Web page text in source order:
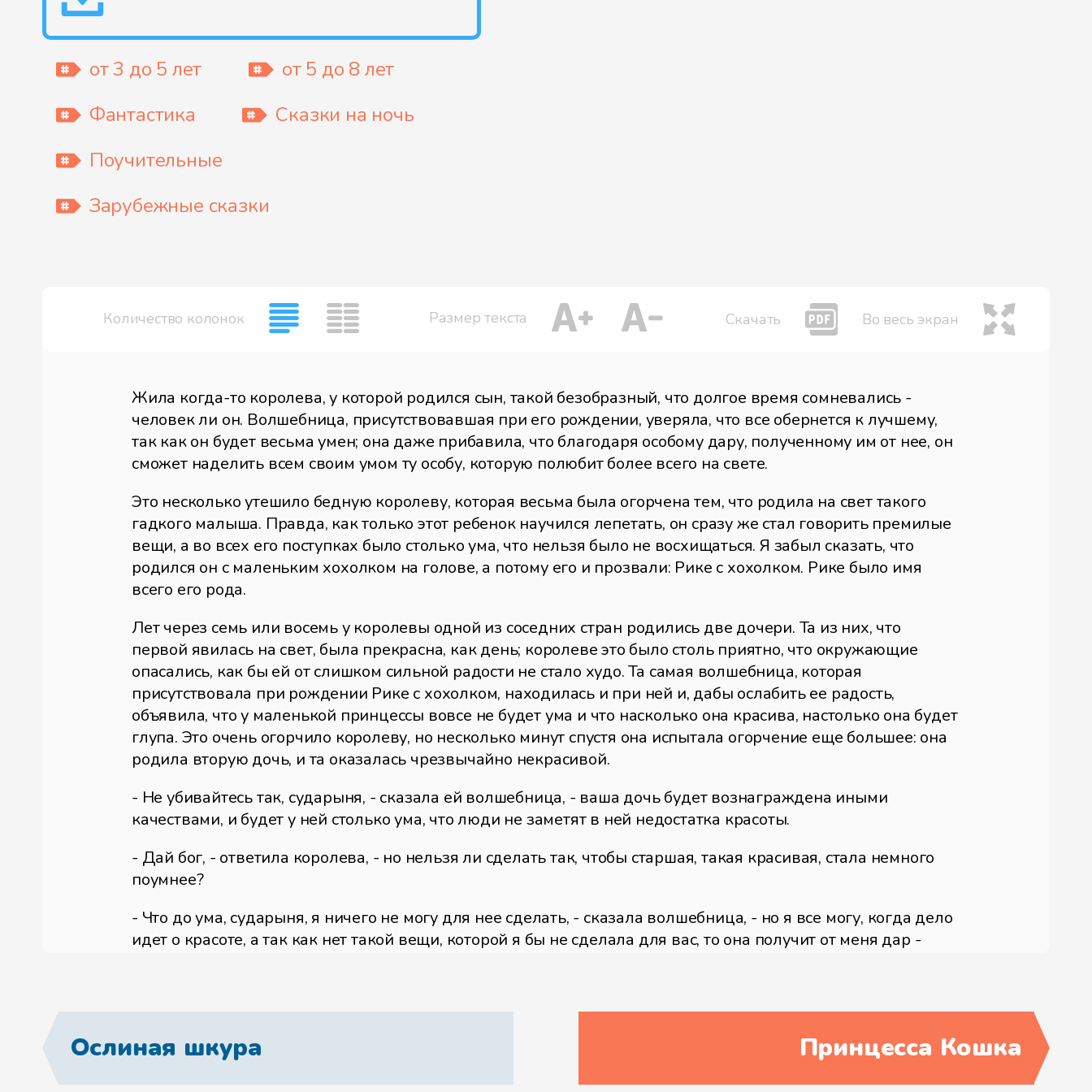
от 3 до 5 лет
от 5 до 8 лет
Фантастика
Сказки на ночь
Поучительные
Зарубежные сказки
Количество колонок Размер текста Скачать Во весь экран
Жила когда-то королева, у которой родился сын, такой безобразный, что долгое время сомневались -
человек ли он. Волшебница, присутствовавшая при его рождении, уверяла, что все обернется к лучшему,
так как он будет весьма умен; она даже прибавила, что благодаря особому дару, полученному им от нее, он
сможет наделить всем своим умом ту особу, которую полюбит более всего на свете.
Это несколько утешило бедную королеву, которая весьма была огорчена тем, что родила на свет такого
гадкого малыша. Правда, как только этот ребенок научился лепетать, он сразу же стал говорить премилые
вещи, а во всех его поступках было столько ума, что нельзя было не восхищаться. Я забыл сказать, что
родился он с маленьким хохолком на голове, а потому его и прозвали: Рике с хохолком. Рике было имя
всего его рода.
Лет через семь или восемь у королевы одной из соседних стран родились две дочери. Та из них, что
первой явилась на свет, была прекрасна, как день; королеве это было столь приятно, что окружающие
опасались, как бы ей от слишком сильной радости не стало худо. Та самая волшебница, которая
присутствовала при рождении Рике с хохолком, находилась и при ней и, дабы ослабить ее радость,
объявила, что у маленькой принцессы вовсе не будет ума и что насколько она красива, настолько она будет
глупа. Это очень огорчило королеву, но несколько минут спустя она испытала огорчение еще большее: она
родила вторую дочь, и та оказалась чрезвычайно некрасивой.
- Не убивайтесь так, сударыня, - сказала ей волшебница, - ваша дочь будет вознаграждена иными
качествами, и будет у ней столько ума, что люди не заметят в ней недостатка красоты.
- Дай бог, - ответила королева, - но нельзя ли сделать так, чтобы старшая, такая красивая, стала немного
поумнее?
- Что до ума, сударыня, я ничего не могу для нее сделать, - сказала волшебница, - но я все могу, когда дело
идет о красоте, а так как нет такой вещи, которой я бы не сделала для вас, то она получит от меня дар -
недостатки. Младшая дурнела прямо на глазах, а старшая с каждым днем становилась все глупее. Она или
ничего не отвечала, когда ее о чем-либо спрашивали, или говорила глупости. К тому же она была такая
неловкая, что если переставляла на камине какие-нибудь фарфоровые вещицы, то одну из них
Принцесса Кошка
Ослиная шкура